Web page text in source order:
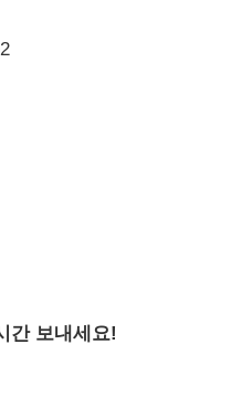
간 보내세요!